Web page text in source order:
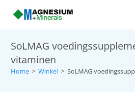
SoLMAG
vitaminen
Home > Winkel > SoLMAG